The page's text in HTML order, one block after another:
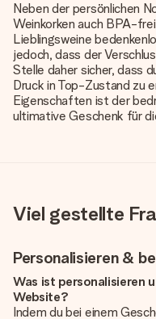
Neben der persönlichen
Weinkorken auch BPA-
Lieblingsweine
jedoch, dass der
Stelle daher sicher, dass
Druck in Top-Zustand zu
Eigenschaften ist der
ultimative Geschenk für
Viel gestellte
Personalisieren &
Was ist personalisieren
Website?
Indem du bei einem